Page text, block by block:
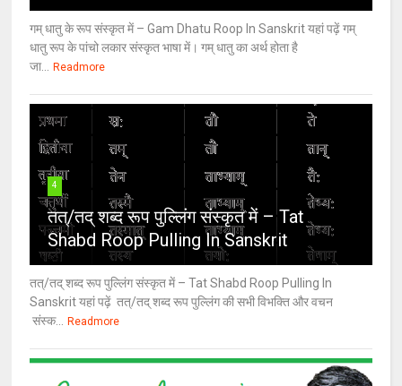
गम् धातु के रूप संस्कृत में – Gam Dhatu Roop In Sanskrit यहां पढ़ें गम्
धातु रूप के पांचो लकार संस्कृत भाषा में। गम् धातु का अर्थ होता है
जा... Readmore
4
तत्/तद् शब्द रूप पुल्लिंग संस्कृत में – Tat
Shabd Roop Pulling In Sanskrit
तत्/तद् शब्द रूप पुल्लिंग संस्कृत में – Tat Shabd Roop Pulling In
Sanskrit यहां पढ़ें तत्/तद् शब्द रूप पुल्लिंग की सभी विभक्ति और वचन
संस्क... Readmore